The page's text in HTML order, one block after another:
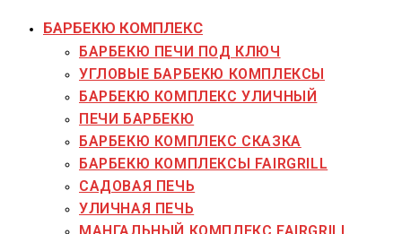
БАРБЕКЮ КОМПЛЕКС
БАРБЕКЮ ПЕЧИ ПОД КЛЮЧ
УГЛОВЫЕ БАРБЕКЮ КОМПЛЕКСЫ
БАРБЕКЮ КОМПЛЕКС УЛИЧНЫЙ
ПЕЧИ БАРБЕКЮ
БАРБЕКЮ КОМПЛЕКС СКАЗКА
БАРБЕКЮ КОМПЛЕКСЫ FAIRGRILL
САДОВАЯ ПЕЧЬ
УЛИЧНАЯ ПЕЧЬ